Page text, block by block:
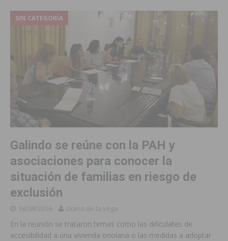
SIN CATEGORÍA
Galindo se reúne con la PAH y
asociaciones para conocer la
situación de familias en riesgo de
exclusión
18/08/2016 Diario de la vega
En la reunión se trataron temas como las dificulates de
accesibilidad a una vivienda oriolana o las medidas a adoptar